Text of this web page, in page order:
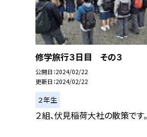
修学旅行３日目 その３
公開日 2024/02/22
更新日 2024/02/22
２年生
２組、伏見稲荷大社の散策です。